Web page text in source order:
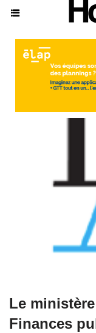
Le
Finances